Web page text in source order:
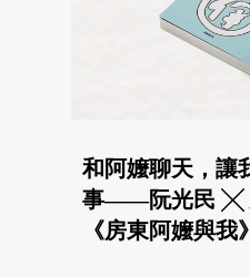
和阿嬤聊天，讓
事——阮光民 ╳
《房東阿嬤與我》